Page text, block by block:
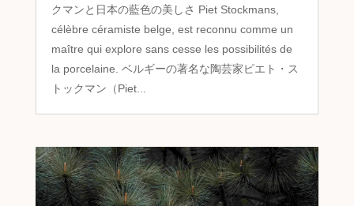
クマンと日本の藍色の美しさ Piet Stockmans,
célèbre céramiste belge, est reconnu comme un
maître qui explore sans cesse les possibilités de
la porcelaine. ベルギーの著名な陶芸家ピエト・ス
トックマン（Piet...